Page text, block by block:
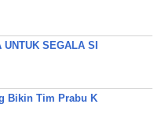
SEGALA SI
Bikin Tim Prabu K